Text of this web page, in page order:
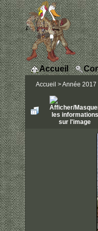
Accueil
Accueil >Année 2017